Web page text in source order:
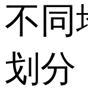
不同
划分